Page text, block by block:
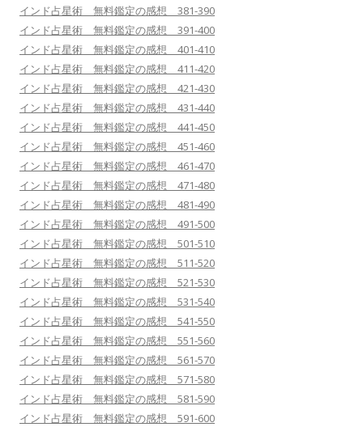
インド占星術 無料鑑定の感想 381-390
インド占星術 無料鑑定の感想 391-400
インド占星術 無料鑑定の感想 401-410
インド占星術 無料鑑定の感想 411-420
インド占星術 無料鑑定の感想 421-430
インド占星術 無料鑑定の感想 431-440
インド占星術 無料鑑定の感想 441-450
インド占星術 無料鑑定の感想 451-460
インド占星術 無料鑑定の感想 461-470
インド占星術 無料鑑定の感想 471-480
インド占星術 無料鑑定の感想 481-490
インド占星術 無料鑑定の感想 491-500
インド占星術 無料鑑定の感想 501-510
インド占星術 無料鑑定の感想 511-520
インド占星術 無料鑑定の感想 521-530
インド占星術 無料鑑定の感想 531-540
インド占星術 無料鑑定の感想 541-550
インド占星術 無料鑑定の感想 551-560
インド占星術 無料鑑定の感想 561-570
インド占星術 無料鑑定の感想 571-580
インド占星術 無料鑑定の感想 581-590
インド占星術 無料鑑定の感想 591-600